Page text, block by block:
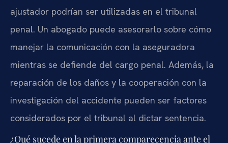
ajustador podrían ser utilizadas en el tribunal
penal. Un abogado puede asesorarlo sobre cómo
manejar la comunicación con la aseguradora
mientras se defiende del cargo penal. Además, la
reparación de los daños y la cooperación con la
investigación del accidente pueden ser factores
considerados por el tribunal al dictar sentencia.
¿Qué sucede en la primera comparecencia ante el